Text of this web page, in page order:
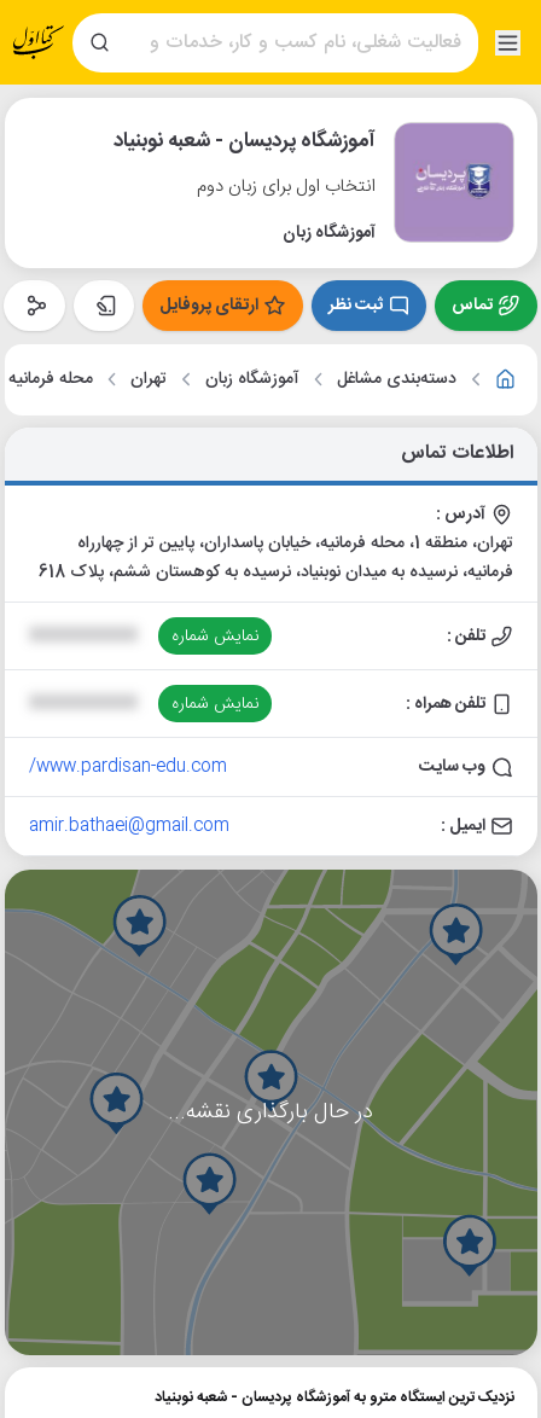
آموزشگاه پردیسان - شعبه نوبنیاد
انتخاب اول برای زبان دوم
آموزشگاه زبان
تماس ثبت نظر ارتقای پروفایل
دسته‌بندی مشاغل آموزشگاه زبان تهران محله فرمانیه
اطلاعات تماس
آدرس :
تهران، منطقه 1، محله فرمانیه، خیابان پاسداران، پایین تر از چهارراه
فرمانیه، نرسیده به میدان نوبنیاد، نرسیده به کوهستان ششم، پلاک 618
تلفن : نمایش شماره
تلفن همراه : نمایش شماره
وب سایت www.pardisan-edu.com/
ایمیل : amir.bathaei@gmail.com
در حال بارگذاری نقشه...
گوگل
نزدیک ترین ایستگاه مترو به آموزشگاه پردیسان - شعبه نوبنیاد